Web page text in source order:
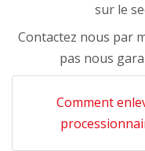
sur le
Contactez nous par
pas nous
Comment